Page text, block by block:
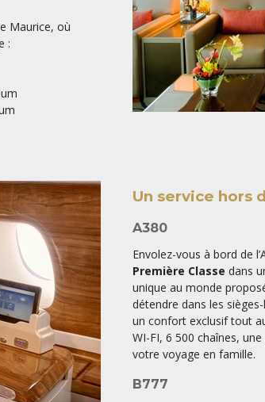
Maurice, où
:
Un service hors
A380
Envolez-vous à bord de
Première Classe dans
unique au monde
détendre dans les
un confort exclusif tout
WI-FI, 6 500 chaînes,
votre voyage en famille.
B777